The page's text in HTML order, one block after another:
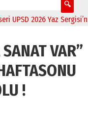
2026 Yaz
VAR”
!